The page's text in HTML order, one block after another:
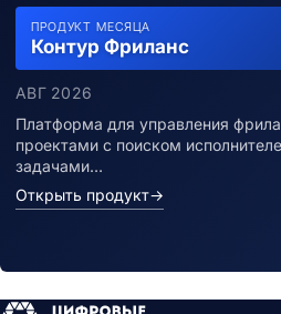
ПРОДУКТ МЕСЯЦА
Контур Фриланс
АВГ 2026
Платформа для управления
проектами с поиском
задачами…
Открыть продукт→